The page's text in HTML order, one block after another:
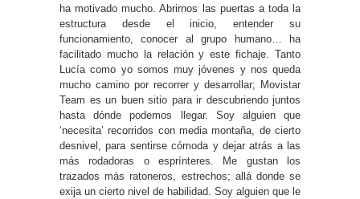
ha motivado mucho. Abrirnos las puertas a toda la
estructura desde el inicio, entender su
funcionamiento, conocer al grupo humano… ha
facilitado mucho la relación y este fichaje. Tanto
Lucía como yo somos muy jóvenes y nos queda
mucho camino por recorrer y desarrollar; Movistar
Team es un buen sitio para ir descubriendo juntos
hasta dónde podemos llegar. Soy alguien que
‘necesita’ recorridos con media montaña, de cierto
desnivel, para sentirse cómoda y dejar atrás a las
más rodadoras o esprínteres. Me gustan los
trazados más ratoneros, estrechos; allá donde se
exija un cierto nivel de habilidad. Soy alguien que le